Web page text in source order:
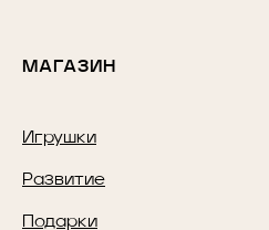
МАГАЗИН
Игрушки
Развитие
Подарки